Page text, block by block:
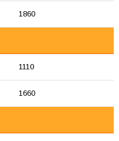
1860
1110
1660